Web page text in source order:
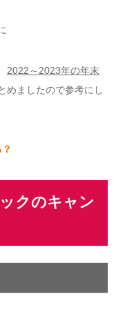
2022～2023年の年末
めましたので参考にし
クのキャン